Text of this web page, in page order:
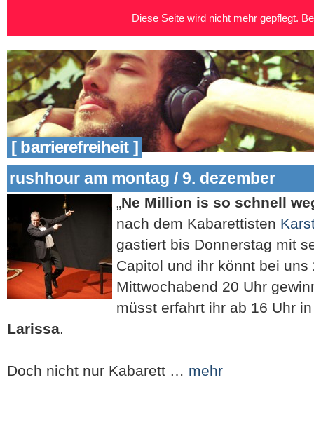
[ barrierefreiheit ]
rushhour am montag / 9. dezember
„Ne Million is so schnell
nach dem Kabarettisten
gastiert bis Donnerstag mit
Capitol und ihr könnt bei uns
Mittwochabend 20 Uhr
müsst erfahrt ihr ab 16 Uhr
Larissa.
Doch nicht nur Kabarett … mehr
Diese Seite wird nicht mehr gepflegt.